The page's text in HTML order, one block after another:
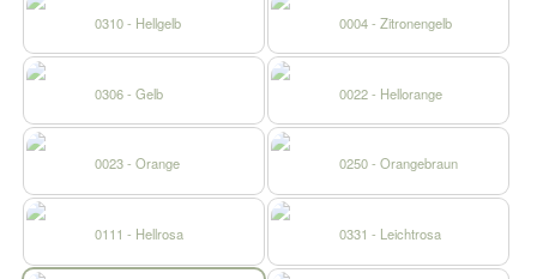
0310 - Hellgelb 0004 - Zitronengelb
0306 - Gelb 0022 - Hellorange
0023 - Orange 0250 - Orangebraun
0111 - Hellrosa 0331 - Leichtrosa